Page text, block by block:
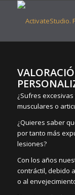
¿Sufres
musculares o
¿Quieres saber
por tanto más
lesiones?
Con los años
contráctil, debido
o al